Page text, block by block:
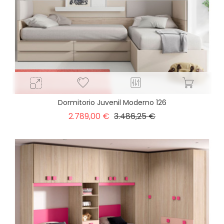
Dormitorio Juvenil Moderno 126
2.789,00 € Precio
3.486,25 €Precio